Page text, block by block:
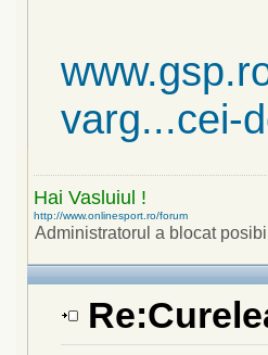
varg...cei-
Hai Vasluiul !
http://www.onlinesport.ro/forum
Administratorul a blocat